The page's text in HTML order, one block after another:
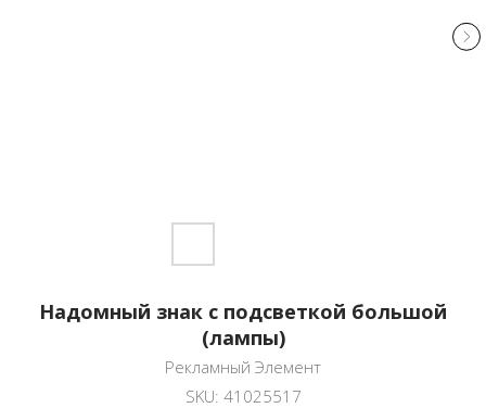
Надомный знак с подсветкой большой
(лампы)
Рекламный Элемент
SKU: 41025517